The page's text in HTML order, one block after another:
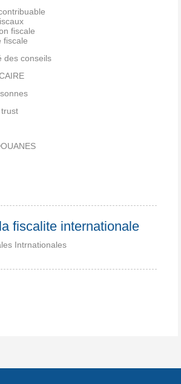
fiscale
fiscale
des conseils
fiscalite internationale
Intrnationales